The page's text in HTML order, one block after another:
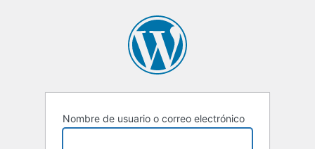
Nombre de usuario o correo electrónico